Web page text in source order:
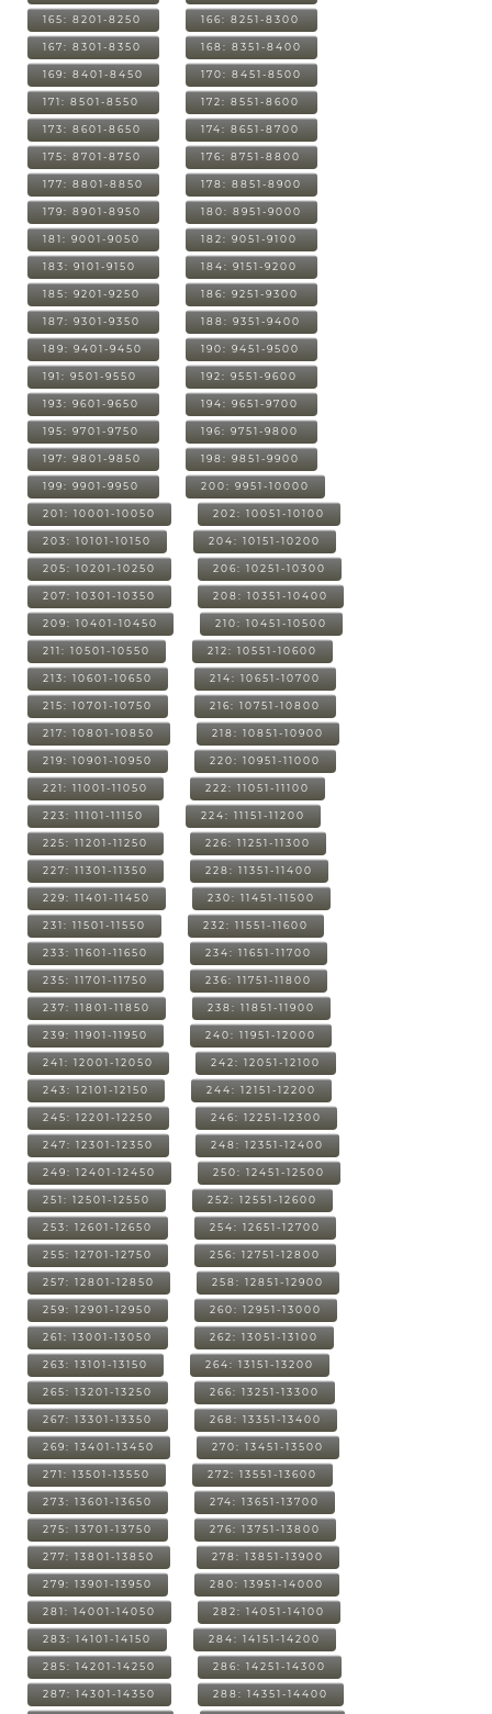
165: 8201-8250 166: 8251-8300
167: 8301-8350 168: 8351-8400
169: 8401-8450 170: 8451-8500
171: 8501-8550 172: 8551-8600
173: 8601-8650 174: 8651-8700
175: 8701-8750 176: 8751-8800
177: 8801-8850 178: 8851-8900
179: 8901-8950 180: 8951-9000
181: 9001-9050 182: 9051-9100
183: 9101-9150 184: 9151-9200
185: 9201-9250 186: 9251-9300
187: 9301-9350 188: 9351-9400
189: 9401-9450 190: 9451-9500
191: 9501-9550 192: 9551-9600
193: 9601-9650 194: 9651-9700
195: 9701-9750 196: 9751-9800
197: 9801-9850 198: 9851-9900
199: 9901-9950 200: 9951-10000
201: 10001-10050 202: 10051-10100
203: 10101-10150 204: 10151-10200
205: 10201-10250 206: 10251-10300
207: 10301-10350 208: 10351-10400
209: 10401-10450 210: 10451-10500
211: 10501-10550 212: 10551-10600
213: 10601-10650 214: 10651-10700
215: 10701-10750 216: 10751-10800
217: 10801-10850 218: 10851-10900
219: 10901-10950 220: 10951-11000
221: 11001-11050 222: 11051-11100
223: 11101-11150 224: 11151-11200
225: 11201-11250 226: 11251-11300
227: 11301-11350 228: 11351-11400
229: 11401-11450 230: 11451-11500
231: 11501-11550 232: 11551-11600
233: 11601-11650 234: 11651-11700
235: 11701-11750 236: 11751-11800
237: 11801-11850 238: 11851-11900
239: 11901-11950 240: 11951-12000
241: 12001-12050 242: 12051-12100
243: 12101-12150 244: 12151-12200
245: 12201-12250 246: 12251-12300
247: 12301-12350 248: 12351-12400
249: 12401-12450 250: 12451-12500
251: 12501-12550 252: 12551-12600
253: 12601-12650 254: 12651-12700
255: 12701-12750 256: 12751-12800
257: 12801-12850 258: 12851-12900
259: 12901-12950 260: 12951-13000
261: 13001-13050 262: 13051-13100
263: 13101-13150 264: 13151-13200
265: 13201-13250 266: 13251-13300
267: 13301-13350 268: 13351-13400
269: 13401-13450 270: 13451-13500
271: 13501-13550 272: 13551-13600
273: 13601-13650 274: 13651-13700
275: 13701-13750 276: 13751-13800
277: 13801-13850 278: 13851-13900
279: 13901-13950 280: 13951-14000
281: 14001-14050 282: 14051-14100
283: 14101-14150 284: 14151-14200
285: 14201-14250 286: 14251-14300
287: 14301-14350 288: 14351-14400